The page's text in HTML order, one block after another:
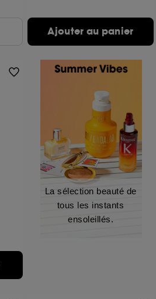
Ajouter au panier
La sélection beauté de
tous les instants
ensoleillés.